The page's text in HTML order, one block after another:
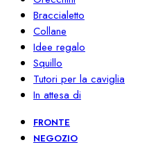
Braccialetto
Collane
Idee regalo
Squillo
Tutori per la caviglia
In attesa di
FRONTE
NEGOZIO